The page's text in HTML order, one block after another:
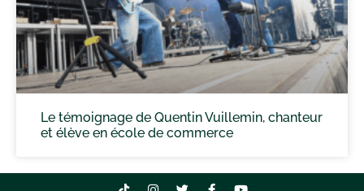
Le témoignage de Quentin Vuillemin, chanteur
et élève en école de commerce